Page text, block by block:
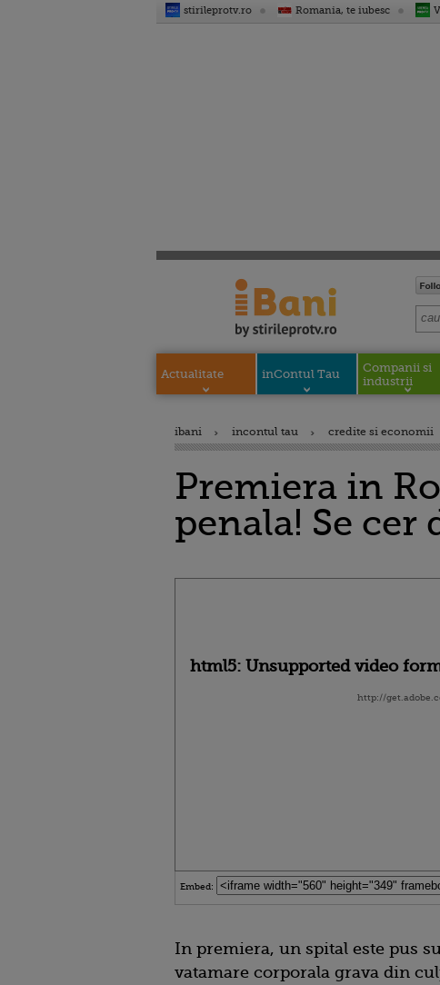
stirileprotv.ro Romania, te iubesc
Actualitate inContul Tau
Companii si
industrii
ibani incontul tau credite si economii
Premiera in
penala! Se
html5: Unsupported video
http://
Embed:
In premiera, un spital este pus
vatamare corporala grava din